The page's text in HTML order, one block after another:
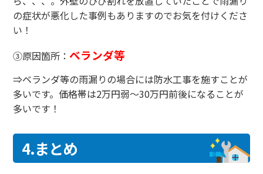
の症状が悪化した事例もありますのでお気を付けくださ
い！
③原因箇所：ベランダ等
⇒ベランダ等の雨漏りの場合には防水工事を施すことが
多いです。価格帯は2万円弱～30万円前後になることが
多いです！
4.まとめ